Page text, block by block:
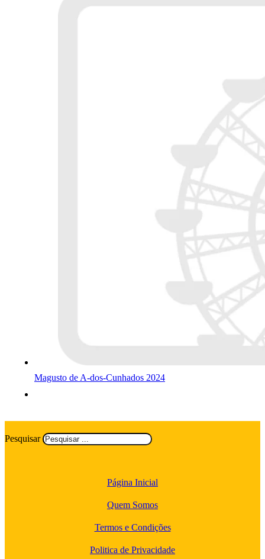
Magusto de A-dos-Cunhados 2024
Pesquisar
Página Inicial
Quem Somos
Termos e Condições
Politica de Privacidade